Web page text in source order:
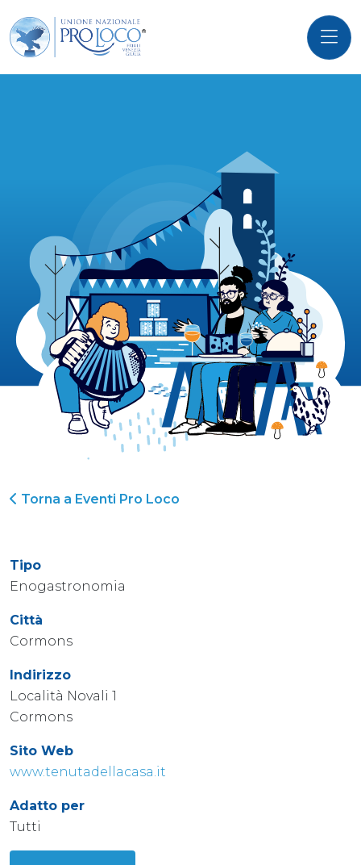
Torna a Eventi Pro Loco
Tipo
Enogastronomia
Città
Cormons
Indirizzo
Località Novali 1
Cormons
Sito Web
www.tenutadellacasa.it
Adatto per
Tutti